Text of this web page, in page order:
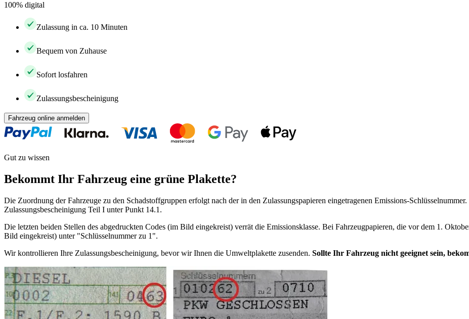
100% digital
Zulassung in ca. 10 Minuten
Bequem von Zuhause
Sofort losfahren
Zulassungsbescheinigung
Fahrzeug online anmelden
Gut zu wissen
Bekommt Ihr Fahrzeug eine grüne Plakette?
Die Zuordnung der Fahrzeuge zu den Schadstoffgruppen erfolgt nach der in den Zulassungspapieren eingetragenen Emissions-
Zulassungsbescheinigung Teil I unter Punkt 14.1.
Die letzten beiden Stellen des abgedruckten Codes (im Bild eingekreist) verrät die Emissionsklasse. Bei Fahrzeugpapieren, die vor dem 1.
Bild eingekreist) unter "Schlüsselnummer zu 1".
Wir kontrollieren Ihre Zulassungsbescheinigung, bevor wir Ihnen die Umweltplakette zusenden. Sollte Ihr Fahrzeug nicht geeignet sein,